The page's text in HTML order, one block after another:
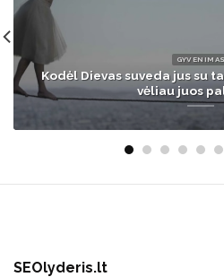
Apklausa: ketvirtadalis į
planuoja
SEOlyderis.lt